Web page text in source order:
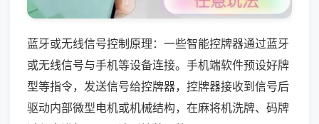
蓝牙或无线信号控制原理：一些智能控牌器通过蓝牙
或无线信号与手机等设备连接。手机端软件预设好牌
型等指令，发送信号给控牌器，控牌器接收到信号后
驱动内部微型电机或机械结构，在麻将机洗牌、码牌